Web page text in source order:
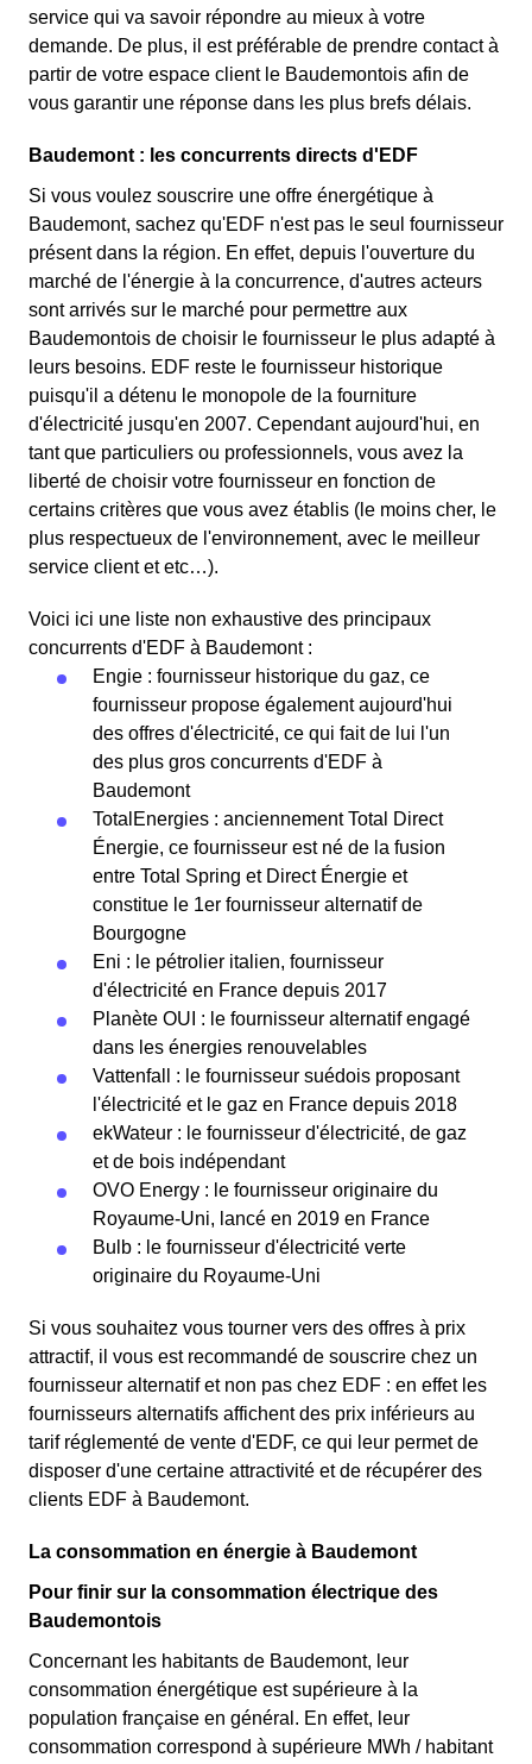
service qui va savoir répondre au mieux à votre
demande. De plus, il est préférable de prendre contact à
partir de votre espace client le Baudemontois afin de
vous garantir une réponse dans les plus brefs délais.
Baudemont : les concurrents directs d'EDF
Si vous voulez souscrire une offre énergétique à
Baudemont, sachez qu'EDF n'est pas le seul fournisseur
présent dans la région. En effet, depuis l'ouverture du
marché de l'énergie à la concurrence, d'autres acteurs
sont arrivés sur le marché pour permettre aux
Baudemontois de choisir le fournisseur le plus adapté à
leurs besoins. EDF reste le fournisseur historique
puisqu'il a détenu le monopole de la fourniture
d'électricité jusqu'en 2007. Cependant aujourd'hui, en
tant que particuliers ou professionnels, vous avez la
liberté de choisir votre fournisseur en fonction de
certains critères que vous avez établis (le moins cher, le
plus respectueux de l'environnement, avec le meilleur
service client et etc…).
Voici ici une liste non exhaustive des principaux
concurrents d'EDF à Baudemont :
Engie : fournisseur historique du gaz, ce
fournisseur propose également aujourd'hui
des offres d'électricité, ce qui fait de lui l'un
des plus gros concurrents d'EDF à
Baudemont
TotalEnergies : anciennement Total Direct
Énergie, ce fournisseur est né de la fusion
entre Total Spring et Direct Énergie et
constitue le 1er fournisseur alternatif de
Bourgogne
Eni : le pétrolier italien, fournisseur
d'électricité en France depuis 2017
Planète OUI : le fournisseur alternatif engagé
dans les énergies renouvelables
Vattenfall : le fournisseur suédois proposant
l'électricité et le gaz en France depuis 2018
ekWateur : le fournisseur d'électricité, de gaz
et de bois indépendant
OVO Energy : le fournisseur originaire du
Royaume-Uni, lancé en 2019 en France
Bulb : le fournisseur d'électricité verte
originaire du Royaume-Uni
Si vous souhaitez vous tourner vers des offres à prix
attractif, il vous est recommandé de souscrire chez un
fournisseur alternatif et non pas chez EDF : en effet les
fournisseurs alternatifs affichent des prix inférieurs au
tarif réglementé de vente d'EDF, ce qui leur permet de
disposer d'une certaine attractivité et de récupérer des
clients EDF à Baudemont.
La consommation en énergie à Baudemont
Pour finir sur la consommation électrique des
Baudemontois
Concernant les habitants de Baudemont, leur
consommation énergétique est supérieure à la
population française en général. En effet, leur
consommation correspond à supérieure MWh / habitant